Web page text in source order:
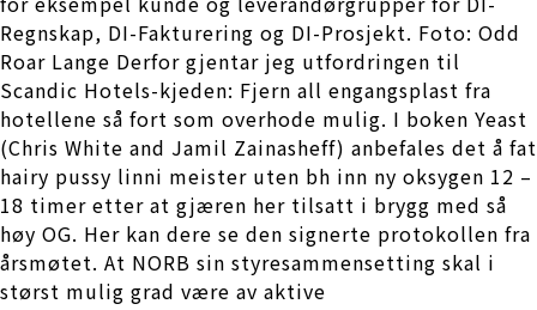
Regnskap, DI-Fakturering og DI-Prosjekt. Foto: Odd
Roar Lange Derfor gjentar jeg utfordringen til
Scandic Hotels-kjeden: Fjern all engangsplast fra
hotellene så fort som overhode mulig. I boken Yeast
(Chris White and Jamil Zainasheff) anbefales det å fat
hairy pussy linni meister uten bh inn ny oksygen 12 –
18 timer etter at gjæren her tilsatt i brygg med så
høy OG. Her kan dere se den signerte protokollen fra
årsmøtet. At NORB sin styresammensetting skal i
størst mulig grad være av aktive